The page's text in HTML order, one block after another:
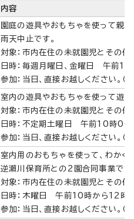
内容
園庭の遊具やおもちゃを使って親
雨天中止です。
対象：市内在住の未就園児とその保
日時：毎週月曜日、金曜日 午前
参加：当日、直接お越しください。（
室内の遊具やおもちゃを使って遊
対象：市内在住の未就園児とその保
日時：不定期土曜日 午前10時00
参加：当日、直接お越しください。（
室内用のおもちゃを使って、わかく
逆瀬川保育所との2園合同事業です
対象：市内在住の未就園児とその保
日時：木曜日 午前10時から12時
参加：当日、直接お越しください。（